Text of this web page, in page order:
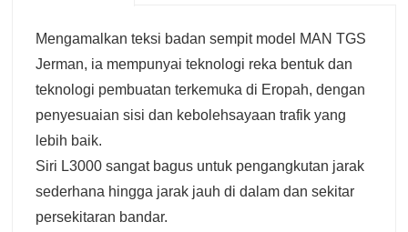
Mengamalkan teksi badan sempit model MAN TGS
Jerman, ia mempunyai teknologi reka bentuk dan
teknologi pembuatan terkemuka di Eropah, dengan
penyesuaian sisi dan kebolehsayaan trafik yang
lebih baik.
Siri L3000 sangat bagus untuk pengangkutan jarak
sederhana hingga jarak jauh di dalam dan sekitar
persekitaran bandar.